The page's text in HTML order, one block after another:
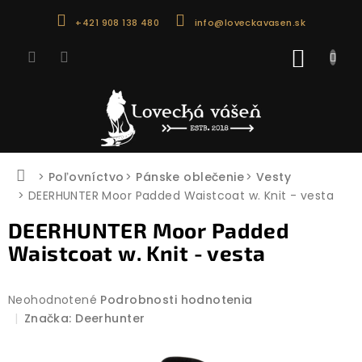
+421 908 138 480 info@loveckavasen.sk
Domov
Poľovníctvo Pánske oblečenie
Vesty
DEERHUNTER Moor Padded Waistcoat w. Knit - vesta
DEERHUNTER Moor Padded
Waistcoat w. Knit - vesta
Priemerné
hodnotenie
Neohodnotené Podrobnosti hodnotenia
Značka: Deerhunter